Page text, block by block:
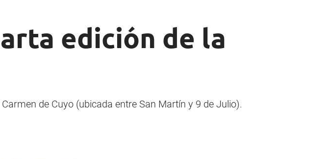
edición de la
de Cuyo (ubicada entre San Martín y 9 de Julio).